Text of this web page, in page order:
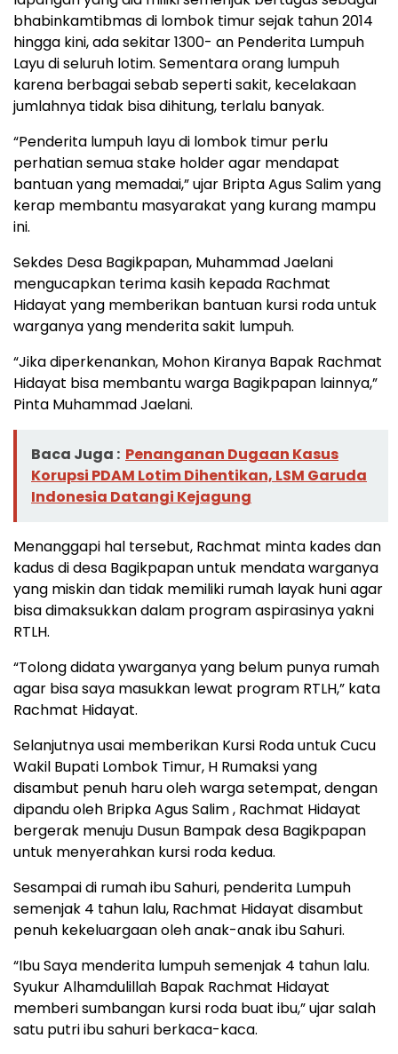
bhabinkamtibmas di lombok timur sejak tahun 2014
hingga kini, ada sekitar 1300- an Penderita Lumpuh
Layu di seluruh lotim. Sementara orang lumpuh
karena berbagai sebab seperti sakit, kecelakaan
jumlahnya tidak bisa dihitung, terlalu banyak.
“Penderita lumpuh layu di lombok timur perlu
perhatian semua stake holder agar mendapat
bantuan yang memadai,” ujar Bripta Agus Salim yang
kerap membantu masyarakat yang kurang mampu
ini.
Sekdes Desa Bagikpapan, Muhammad Jaelani
mengucapkan terima kasih kepada Rachmat
Hidayat yang memberikan bantuan kursi roda untuk
warganya yang menderita sakit lumpuh.
“Jika diperkenankan, Mohon Kiranya Bapak Rachmat
Hidayat bisa membantu warga Bagikpapan lainnya,”
Pinta Muhammad Jaelani.
Baca Juga : Penanganan Dugaan Kasus
Korupsi PDAM Lotim Dihentikan, LSM Garuda
Indonesia Datangi Kejagung
Menanggapi hal tersebut, Rachmat minta kades dan
kadus di desa Bagikpapan untuk mendata warganya
yang miskin dan tidak memiliki rumah layak huni agar
bisa dimaksukkan dalam program aspirasinya yakni
RTLH.
“Tolong didata ywarganya yang belum punya rumah
agar bisa saya masukkan lewat program RTLH,” kata
Rachmat Hidayat.
Selanjutnya usai memberikan Kursi Roda untuk Cucu
Wakil Bupati Lombok Timur, H Rumaksi yang
disambut penuh haru oleh warga setempat, dengan
dipandu oleh Bripka Agus Salim , Rachmat Hidayat
bergerak menuju Dusun Bampak desa Bagikpapan
untuk menyerahkan kursi roda kedua.
Sesampai di rumah ibu Sahuri, penderita Lumpuh
semenjak 4 tahun lalu, Rachmat Hidayat disambut
penuh kekeluargaan oleh anak-anak ibu Sahuri.
“Ibu Saya menderita lumpuh semenjak 4 tahun lalu.
Syukur Alhamdulillah Bapak Rachmat Hidayat
memberi sumbangan kursi roda buat ibu,” ujar salah
satu putri ibu sahuri berkaca-kaca.